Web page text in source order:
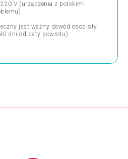
220 V (urządzenia z polskimi
jest ważny dowód osobisty
dni od daty powrotu)